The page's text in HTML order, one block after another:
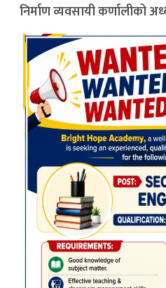
निर्माण व्यवसायी कर्णालीको